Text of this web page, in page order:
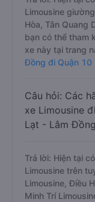
Limousine
Hòa, Tân Quang
bạn có thể tham
xe này tại trang
Đồng đi Quận 10
Câu hỏi: Các
xe Limousine
Lạt - Lâm
Trả lời: Hiện tại
Limousine trên
Limousine, Điều
Minh Trí